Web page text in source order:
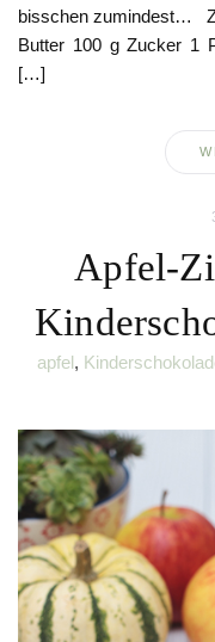
bisschen zumindest…
Butter 100 g Zucker 1
[…]
Apfel-
apfel,